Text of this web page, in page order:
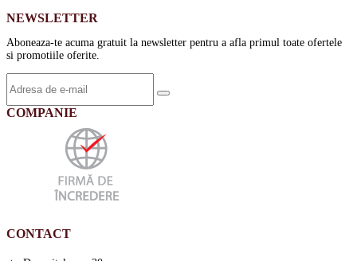
NEWSLETTER
Aboneaza-te acuma gratuit la newsletter pentru a afla primul toate ofertele
si promotiile oferite.
COMPANIE
CONTACT